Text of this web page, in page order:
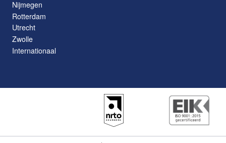
Nijmegen
Rotterdam
Utrecht
Zwolle
Internationaal